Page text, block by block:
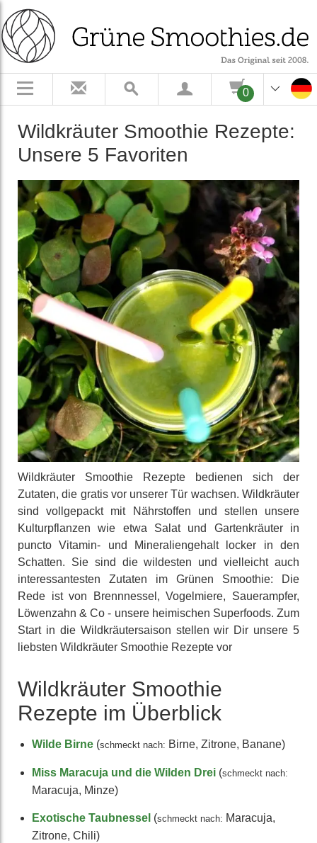
0
Wildkräuter Smoothie Rezepte:
Unsere 5 Favoriten
Wild­kräuter Smoothie Rezepte bedienen sich der
Zutaten, die gratis vor unserer Tür wachsen. Wild­kräuter
sind voll­gepackt mit Nähr­stoffen und stellen unsere
Kultur­pflanzen wie etwa Salat und Garten­kräuter in
puncto Vitamin- und Mineralien­gehalt locker in den
Schatten. Sie sind die wildesten und viel­leicht auch
interes­santes­ten Zutaten im Grünen Smoothie: Die
Rede ist von Brenn­nessel, Vogel­miere, Sauer­ampfer,
Löwenzahn & Co - unsere hei­mischen Super­foods. Zum
Start in die Wild­kräuter­saison stellen wir Dir unsere 5
liebsten Wild­kräuter Smoothie Rezepte vor
Wildkräuter Smoothie
Rezepte im Überblick
Wilde Birne (schmeckt nach: Birne, Zitrone, Banane)
Miss Maracuja und die Wilden Drei (schmeckt nach:
Maracuja, Minze)
Exo­tische Taub­nessel (schmeckt nach: Maracuja,
Zitrone, Chili)